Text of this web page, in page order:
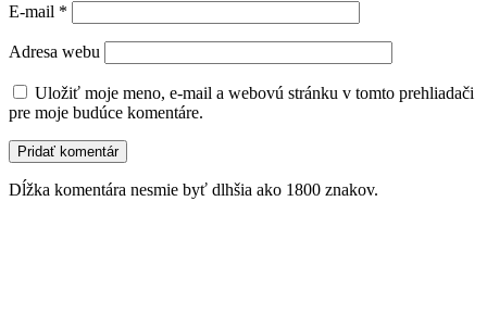
E-mail *
Adresa webu
Uložiť moje meno, e-mail a webovú stránku v tomto prehliadači
pre moje budúce komentáre.
Dĺžka komentára nesmie byť dlhšia ako 1800 znakov.